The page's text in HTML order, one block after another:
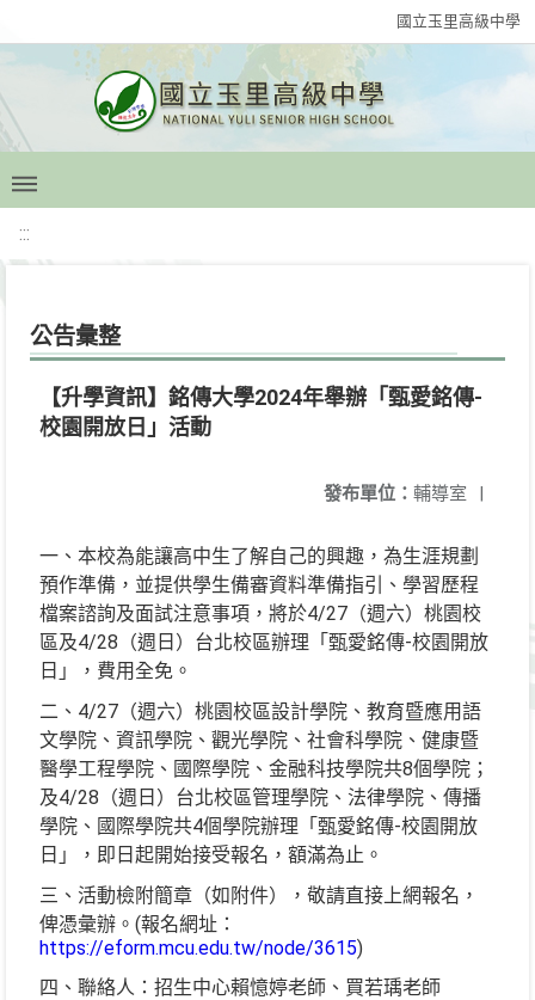
國立玉里高級中學
:::
公告彙整
【升學資訊】銘傳大學2024年舉辦「甄愛銘傳-
校園開放日」活動
發布單位： 輔導室 |
一、本校為能讓高中生了解自己的興趣，為生涯規劃
預作準備，並提供學生備審資料準備指引、學習歷程
檔案諮詢及面試注意事項，將於4/27（週六）桃園校
區及4/28（週日）台北校區辦理「甄愛銘傳-校園開放
日」，費用全免。
二、4/27（週六）桃園校區設計學院、教育暨應用語
文學院、資訊學院、觀光學院、社會科學院、健康暨
醫學工程學院、國際學院、金融科技學院共8個學院；
及4/28（週日）台北校區管理學院、法律學院、傳播
學院、國際學院共4個學院辦理「甄愛銘傳-校園開放
日」，即日起開始接受報名，額滿為止。
三、活動檢附簡章（如附件），敬請直接上網報名，
俾憑彙辦。(報名網址：
https://eform.mcu.edu.tw/node/3615)
四、聯絡人：招生中心賴憶婷老師、買若瑀老師